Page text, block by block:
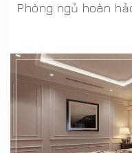
Phòng ngủ hoàn